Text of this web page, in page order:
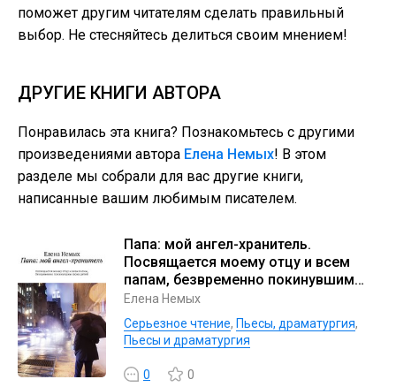
поможет другим читателям сделать правильный
выбор. Не стесняйтесь делиться своим мнением!
ДРУГИЕ КНИГИ АВТОРА
Понравилась эта книга? Познакомьтесь с другими
произведениями автора Елена Немых! В этом
разделе мы собрали для вас другие книги,
написанные вашим любимым писателем.
Папа: мой ангел-хранитель.
Посвящается моему отцу и всем
папам, безвременно покинувшим
своих детей
Елена Немых
Серьезное чтение, Пьесы, драматургия,
Пьесы и драматургия
0 0